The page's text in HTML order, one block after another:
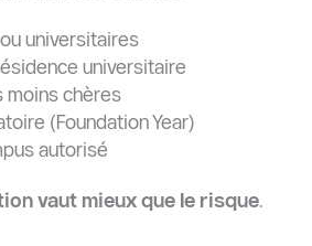
universitaires
universitaire
moins chères
(Foundation Year)
autorisé
vaut mieux que le risque.